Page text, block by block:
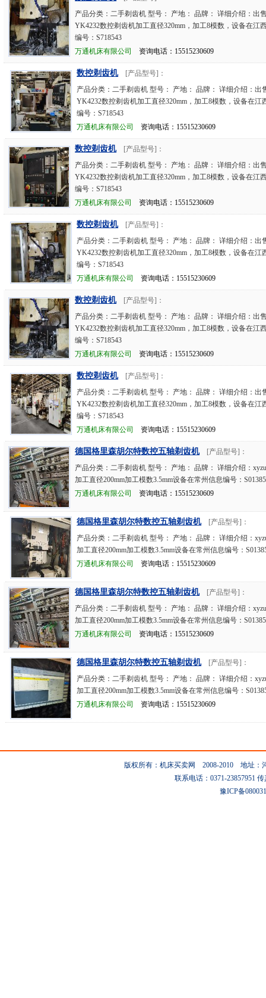
产品分类：二手剃齿机 型号： 产地： 品牌： 详细介绍：出
YK4232数控剃齿机加工直径320mm，加工8模数，设备在江
编号：S718543
万通机床有限公司
资询电话：15515230609
数控剃齿机
[产品型号]：
产品分类：二手剃齿机 型号： 产地： 品牌： 详细介绍：出
YK4232数控剃齿机加工直径320mm，加工8模数，设备在江
编号：S718543
万通机床有限公司
资询电话：15515230609
数控剃齿机
[产品型号]：
产品分类：二手剃齿机 型号： 产地： 品牌： 详细介绍：出
YK4232数控剃齿机加工直径320mm，加工8模数，设备在江
编号：S718543
万通机床有限公司
资询电话：15515230609
数控剃齿机
[产品型号]：
产品分类：二手剃齿机 型号： 产地： 品牌： 详细介绍：出
YK4232数控剃齿机加工直径320mm，加工8模数，设备在江
编号：S718543
万通机床有限公司
资询电话：15515230609
数控剃齿机
[产品型号]：
产品分类：二手剃齿机 型号： 产地： 品牌： 详细介绍：出
YK4232数控剃齿机加工直径320mm，加工8模数，设备在江
编号：S718543
万通机床有限公司
资询电话：15515230609
数控剃齿机
[产品型号]：
产品分类：二手剃齿机 型号： 产地： 品牌： 详细介绍：出
YK4232数控剃齿机加工直径320mm，加工8模数，设备在江
编号：S718543
万通机床有限公司
资询电话：15515230609
德国格里森胡尔特数控五轴剃齿机
[产品型号]：
产品分类：二手剃齿机 型号： 产地： 品牌： 详细介绍：
加工直径200mm加工模数3.5mm设备在常州信息编号：
万通机床有限公司
资询电话：15515230609
德国格里森胡尔特数控五轴剃齿机
[产品型号]：
产品分类：二手剃齿机 型号： 产地： 品牌： 详细介绍：
加工直径200mm加工模数3.5mm设备在常州信息编号：
万通机床有限公司
资询电话：15515230609
德国格里森胡尔特数控五轴剃齿机
[产品型号]：
产品分类：二手剃齿机 型号： 产地： 品牌： 详细介绍：
加工直径200mm加工模数3.5mm设备在常州信息编号：
万通机床有限公司
资询电话：15515230609
德国格里森胡尔特数控五轴剃齿机
[产品型号]：
产品分类：二手剃齿机 型号： 产地： 品牌： 详细介绍：
加工直径200mm加工模数3.5mm设备在常州信息编号：
万通机床有限公司
资询电话：15515230609
版权所有：机床买卖网 2008-2010 地址：
联系电话：0371-23857951
豫ICP备